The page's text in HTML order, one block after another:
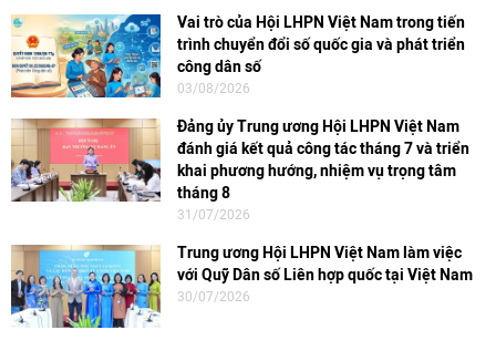
Vai trò của Hội LHPN Việt Nam trong tiến
trình chuyển đổi số quốc gia và phát triển
công dân số
03/08/2026
Đảng ủy Trung ương Hội LHPN Việt Nam
đánh giá kết quả công tác tháng 7 và triển
khai phương hướng, nhiệm vụ trọng tâm
tháng 8
31/07/2026
Trung ương Hội LHPN Việt Nam làm việc
với Quỹ Dân số Liên hợp quốc tại Việt Nam
30/07/2026